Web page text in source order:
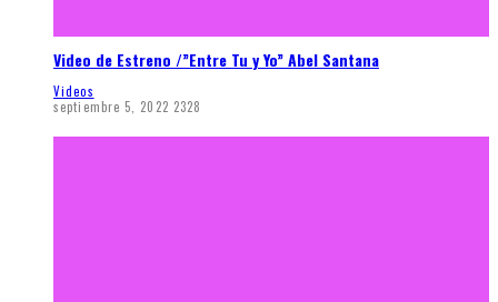
Video de Estreno /”Entre Tu y Yo” Abel Santana
Videos
septiembre 5, 2022 2328